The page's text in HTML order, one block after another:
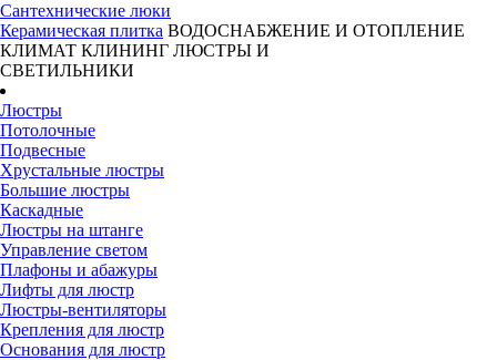
Сантехнические люки
Керамическая плитка ВОДОСНАБЖЕНИЕ И ОТОПЛЕНИЕ
КЛИМАТ КЛИНИНГ ЛЮСТРЫ И
СВЕТИЛЬНИКИ
Люстры
Потолочные
Подвесные
Хрустальные люстры
Большие люстры
Каскадные
Люстры на штанге
Управление светом
Плафоны и абажуры
Лифты для люстр
Люстры-вентиляторы
Крепления для люстр
Основания для люстр